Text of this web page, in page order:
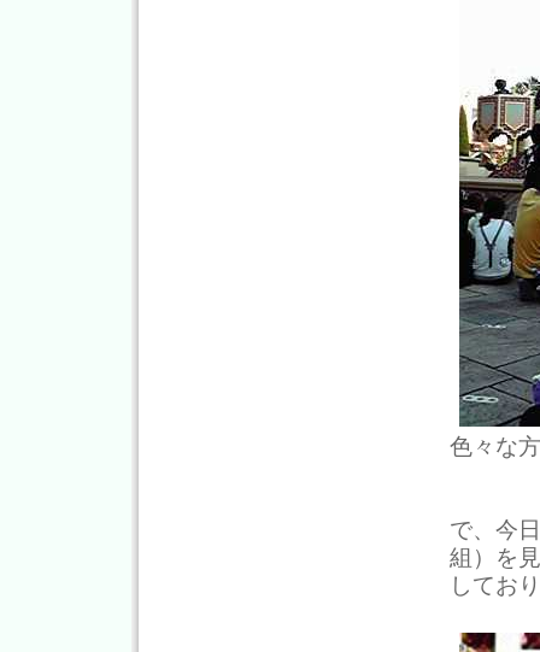
色々な
で、今
組）を
してお